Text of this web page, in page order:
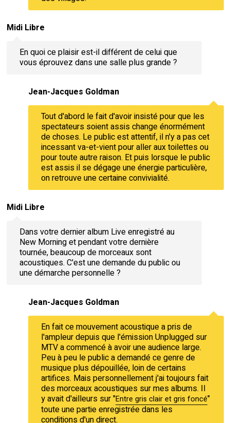
Midi Libre
En quoi ce plaisir est-il différent de celui que
vous éprouvez dans une salle plus grande ?
Jean-Jacques Goldman
Tout d'abord le fait d'avoir insisté pour que les
spectateurs soient assis change énormément
de choses. Le public est attentif, il n'y a pas cet
incessant va-et-vient pour aller aux toilettes ou
pour toute autre raison. Et puis lorsque le public
est assis il se dégage une énergie particulière,
on retrouve une certaine convivialité.
Midi Libre
Dans votre dernier album Live enregistré au
New Morning et pendant votre dernière
tournée, beaucoup de morceaux sont
acoustiques. C'est une demande du public ou
une démarche personnelle ?
Jean-Jacques Goldman
En fait ce mouvement acoustique a pris de
l'ampleur depuis que l'émission Unplugged sur
MTV a commencé à avoir une audience large.
Peu à peu le public a demandé ce genre de
musique plus dépouillée, loin de certains
artifices. Mais personnellement j'ai toujours fait
des morceaux acoustiques sur mes albums. Il
y avait d'ailleurs sur "Entre gris clair et gris foncé"
toute une partie enregistrée dans les
conditions d'un direct.